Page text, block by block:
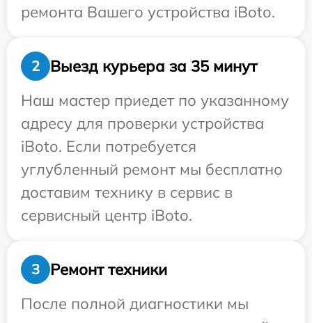
ремонта Вашего устройства iBoto.
2
Выезд курьера за 35 минут
Наш мастер приедет по указанному
адресу для проверки устройства
iBoto. Если потребуется
углубленный ремонт мы бесплатно
доставим технику в сервис в
сервисный центр iBoto.
3
Ремонт техники
После полной диагностики мы